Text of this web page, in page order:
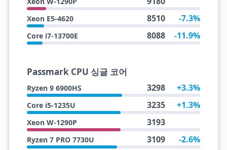
Xeon E5-4620 8510 -7.3%
Core i7-13700E 8088 -11.9%
Passmark CPU 싱글 코어
Ryzen 9 6900HS 3298 +3.3%
Core i5-1235U 3235 +1.3%
Xeon W-1290P 3193
Ryzen 7 PRO 7730U 3109 -2.6%